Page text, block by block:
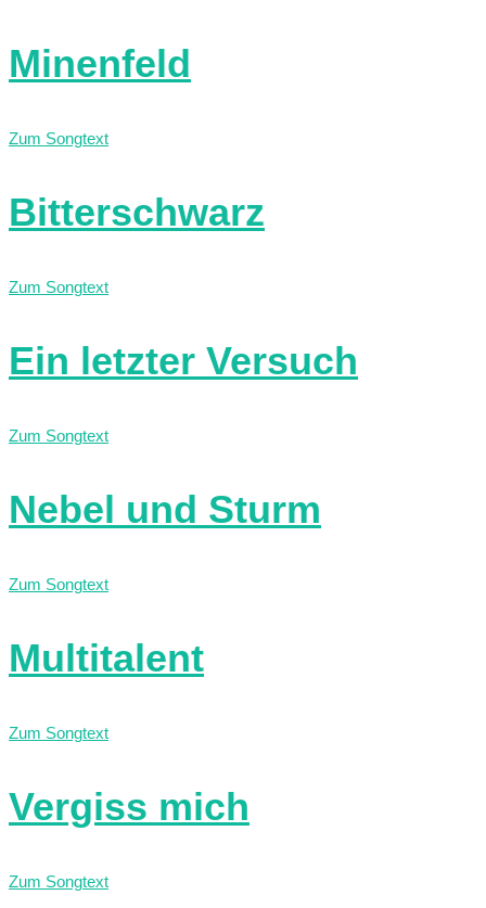
Minenfeld
Zum Songtext
Bitterschwarz
Zum Songtext
Ein letzter Versuch
Zum Songtext
Nebel und Sturm
Zum Songtext
Multitalent
Zum Songtext
Vergiss mich
Zum Songtext